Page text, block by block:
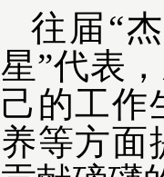
往届“
星”代表
己的工作
养等方面